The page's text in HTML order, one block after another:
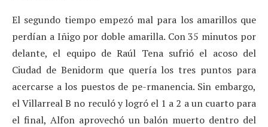
El segundo tiempo empezó mal para los amarillos que
perdían a Iñigo por doble amarilla. Con 35 minutos por
delante, el equipo de Raúl Tena sufrió el acoso del
Ciudad de Benidorm que quería los tres puntos para
acercarse a los puestos de pe-rmanencia. Sin embargo,
el Villarreal B no reculó y logró el 1 a 2 a un cuarto para
el final, Alfon aprovechó un balón muerto dentro del